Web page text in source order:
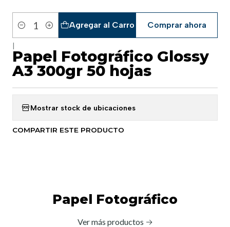
Cantidad
Agregar al Carro Comprar ahora
Papel Fotográfico Glossy
A3 300gr 50 hojas
Mostrar stock de ubicaciones
COMPARTIR ESTE PRODUCTO
Papel Fotográfico
Ver más productos